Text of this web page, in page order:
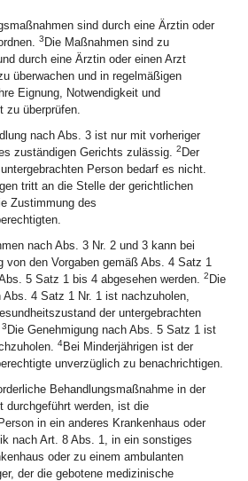
sind durch eine Ärztin oder
3 Die Maßnahmen sind zu
durch eine Ärztin oder einen Arzt
überwachen und in regelmäßigen
Eignung, Notwendigkeit und
zu überprüfen.
nach Abs. 3 ist nur mit vorheriger
zuständigen Gerichts zulässig. 2 Der
Person bedarf es nicht.
tritt an die Stelle der gerichtlichen
Zustimmung des
nach Abs. 3 Nr. 2 und 3 kann bei
von den Vorgaben gemäß Abs. 4 Satz 1
5 Satz 1 bis 4 abgesehen werden. 2 Die
Abs. 4 Satz 1 Nr. 1 ist nachzuholen,
der untergebrachten
3 Die Genehmigung nach Abs. 5 Satz 1 ist
4Bei Minderjährigen ist der
unverzüglich zu benachrichtigen.
Behandlungsmaßnahme in der
durchgeführt werden, ist die
in ein anderes Krankenhaus oder
nach Art. 8 Abs. 1, in ein sonstiges
oder zu einem ambulanten
der die gebotene medizinische